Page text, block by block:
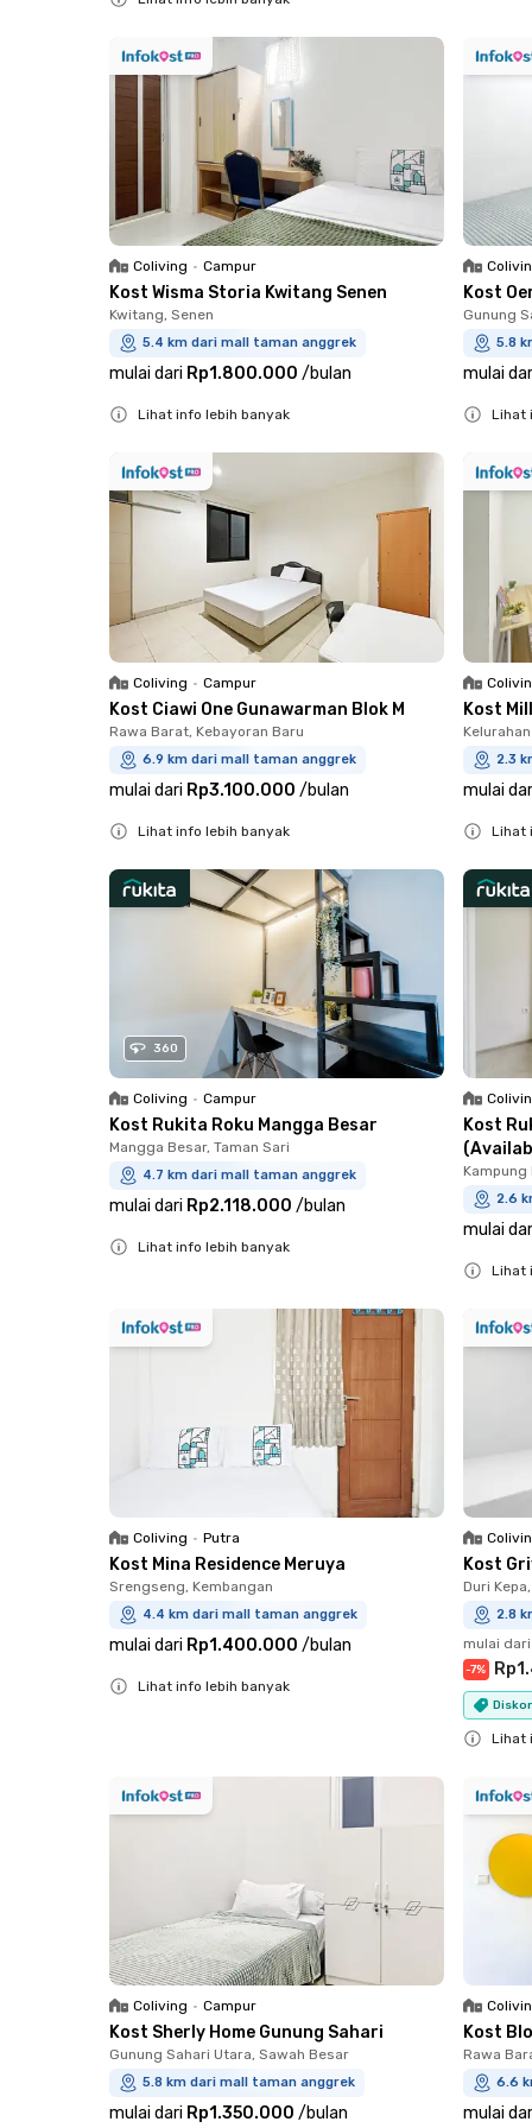
Coliving • Campur
Kost Wisma Storia Kwitang Senen
Kwitang, Senen
5.4 km dari mall taman anggrek
mulai dari Rp1.800.000 /bulan
Lihat info lebih banyak
Kost
Gunung
5.8
mulai
Lihat
Coliving • Campur
Kost Ciawi One Gunawarman Blok M
Rawa Barat, Kebayoran Baru
6.9 km dari mall taman anggrek
mulai dari Rp3.100.000 /bulan
Lihat info lebih banyak
Kost
2.3
mulai
Lihat
360
Coliving • Campur
Kost Rukita Roku Mangga Besar
Mangga Besar, Taman Sari
4.7 km dari mall taman anggrek
mulai dari Rp2.118.000 /bulan
Lihat info lebih banyak
Kost
Kampung
2.6
mulai
Lihat
Coliving • Putra
Kost Mina Residence Meruya
Srengseng, Kembangan
4.4 km dari mall taman anggrek
mulai dari Rp1.400.000 /bulan
Lihat info lebih banyak
Kost
Duri
2.8
mulai dari
-7%
Lihat
Coliving • Campur
Kost Sherly Home Gunung Sahari
Gunung Sahari Utara, Sawah Besar
5.8 km dari mall taman anggrek
mulai dari Rp1.350.000 /bulan
Kost
Rawa
6.6
mulai